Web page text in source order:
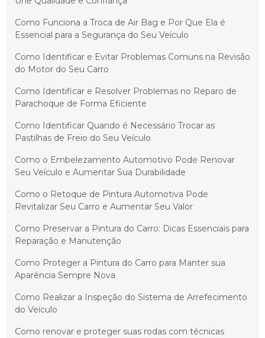
Como Funciona a Troca de Air Bag e Por Que Ela é
Essencial para a Segurança do Seu Veículo
Como Identificar e Evitar Problemas Comuns na Revisão
do Motor do Seu Carro
Como Identificar e Resolver Problemas no Reparo de
Parachoque de Forma Eficiente
Como Identificar Quando é Necessário Trocar as
Pastilhas de Freio do Seu Veículo
Como o Embelezamento Automotivo Pode Renovar
Seu Veículo e Aumentar Sua Durabilidade
Como o Retoque de Pintura Automotiva Pode
Revitalizar Seu Carro e Aumentar Seu Valor
Como Preservar a Pintura do Carro: Dicas Essenciais para
Reparação e Manutenção
Como Proteger a Pintura do Carro para Manter sua
Aparência Sempre Nova
Como Realizar a Inspeção do Sistema de Arrefecimento
do Veículo
Como renovar e proteger suas rodas com técnicas